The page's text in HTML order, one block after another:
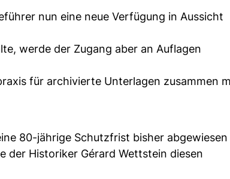
nun eine neue Verfügung in Aussicht
werde der Zugang aber an Auflagen
für archivierte Unterlagen zusammen
80-jährige Schutzfrist bisher abgewiesen
der Historiker Gérard Wettstein diesen